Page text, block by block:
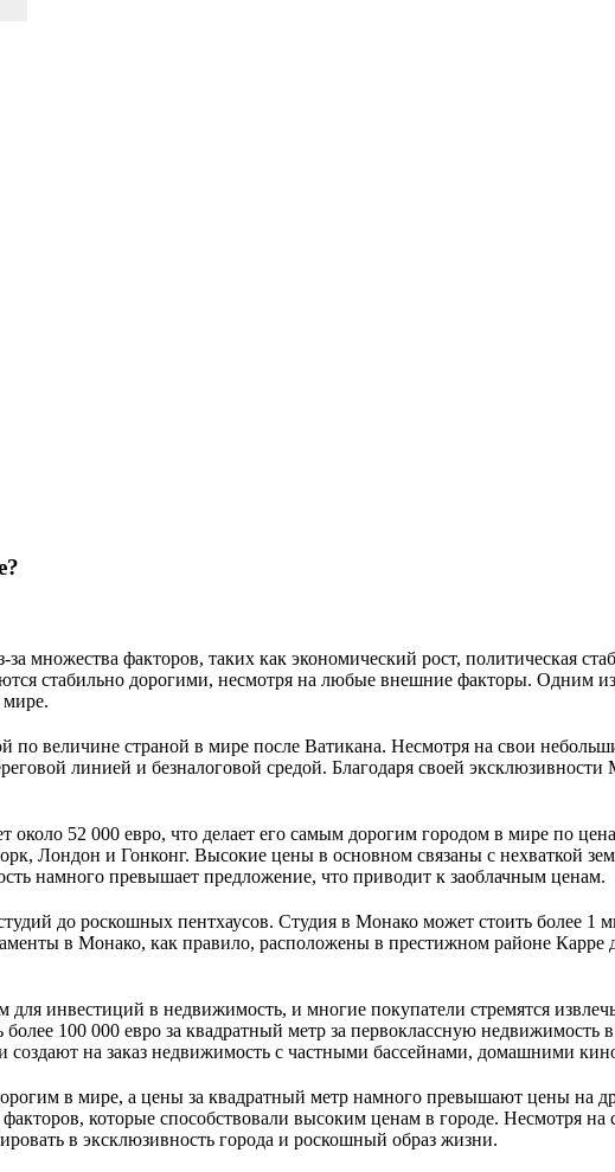
факторов, таких как экономический рост, политическая
стабильно дорогими, несмотря на любые внешние факторы. Одним
по величине страной в мире после Ватикана. Несмотря на свои
линией и безналоговой средой. Благодаря своей
около 52 000 евро, что делает его самым дорогим городом в мире по
Лондон и Гонконг. Высокие цены в основном связаны с нехваткой
намного превышает предложение, что приводит к заоблачным ценам.
до роскошных пентхаусов. Студия в Монако может стоить более 1
в Монако, как правило, расположены в престижном районе Карре
инвестиций в недвижимость, и многие покупатели стремятся
100 000 евро за квадратный метр за первоклассную
на заказ недвижимость с частными бассейнами, домашними
в мире, а цены за квадратный метр намного превышают цены на
которые способствовали высоким ценам в городе. Несмотря
в эксклюзивность города и роскошный образ жизни.